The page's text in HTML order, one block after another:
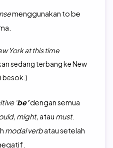
menggunakan to be
York at this time
sedang terbang ke New
besok.)
‘be’dengan semua
might, atau must.
modal verbatau setelah